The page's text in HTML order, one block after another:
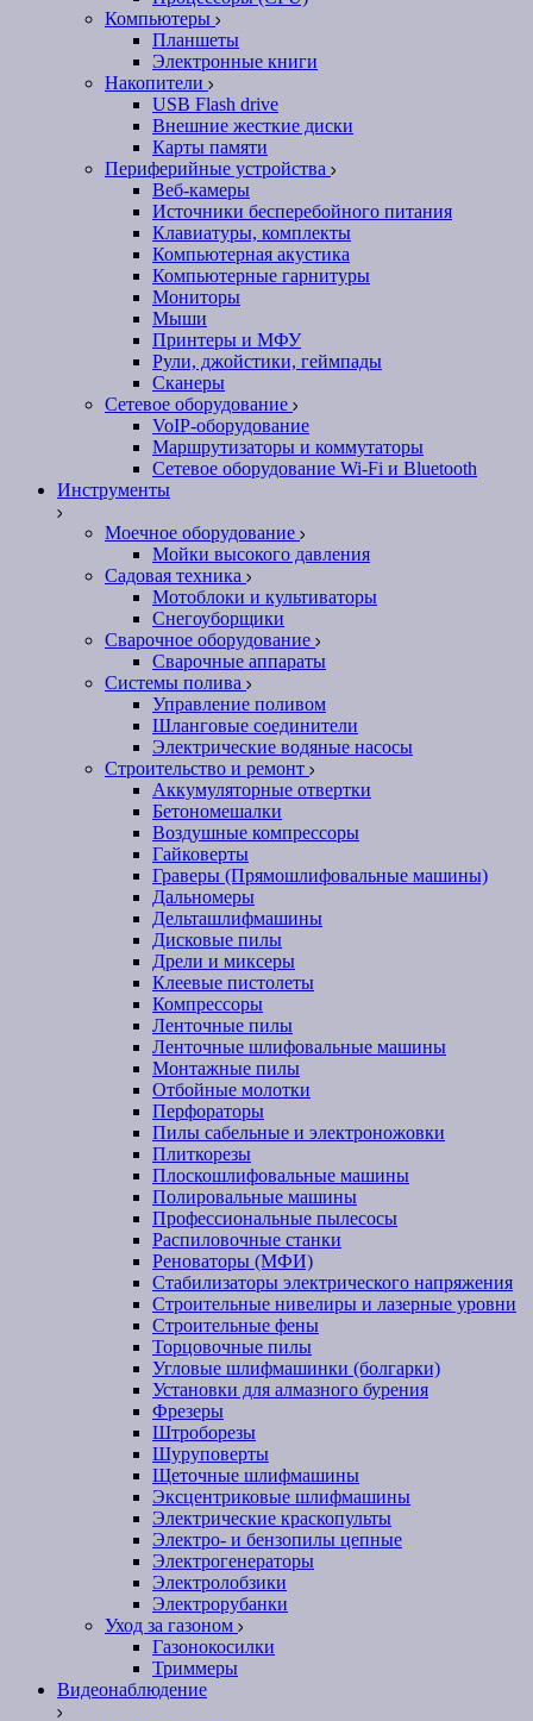
Компьютеры
Планшеты
Электронные книги
Накопители
USB Flash drive
Внешние жесткие диски
Карты памяти
Периферийные устройства
Веб-камеры
Источники бесперебойного питания
Клавиатуры, комплекты
Компьютерная акустика
Компьютерные гарнитуры
Мониторы
Мыши
Принтеры и МФУ
Рули, джойстики, геймпады
Сканеры
Сетевое оборудование
VoIP-оборудование
Маршрутизаторы и коммутаторы
Сетевое оборудование Wi-Fi и Bluetooth
Инструменты
Моечное оборудование
Мойки высокого давления
Садовая техника
Мотоблоки и культиваторы
Снегоуборщики
Сварочное оборудование
Сварочные аппараты
Системы полива
Управление поливом
Шланговые соединители
Электрические водяные насосы
Строительство и ремонт
Аккумуляторные отвертки
Бетономешалки
Воздушные компрессоры
Гайковерты
Граверы (Прямошлифовальные машины)
Дальномеры
Дельташлифмашины
Дисковые пилы
Дрели и миксеры
Клеевые пистолеты
Компрессоры
Ленточные пилы
Ленточные шлифовальные машины
Монтажные пилы
Отбойные молотки
Перфораторы
Пилы сабельные и электроножовки
Плиткорезы
Плоскошлифовальные машины
Полировальные машины
Профессиональные пылесосы
Распиловочные станки
Реноваторы (МФИ)
Стабилизаторы электрического напряжения
Строительные нивелиры и лазерные уровни
Строительные фены
Торцовочные пилы
Угловые шлифмашинки (болгарки)
Установки для алмазного бурения
Фрезеры
Штроборезы
Шуруповерты
Щеточные шлифмашины
Эксцентриковые шлифмашины
Электрические краскопульты
Электро- и бензопилы цепные
Электрогенераторы
Электролобзики
Электрорубанки
Уход за газоном
Газонокосилки
Триммеры
Видеонаблюдение